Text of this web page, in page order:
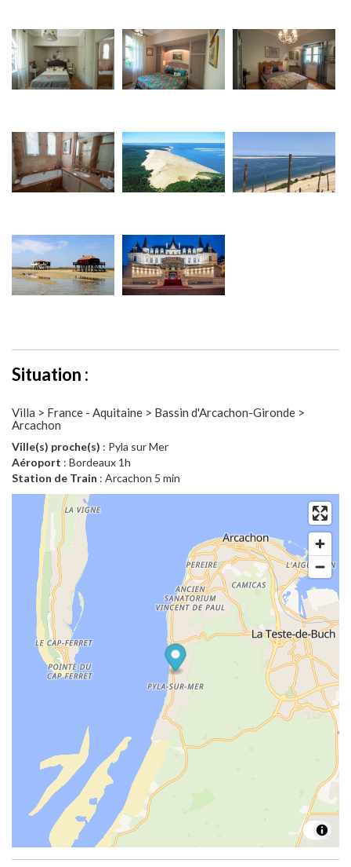
Situation :
Villa > France - Aquitaine > Bassin d'Arcachon-Gironde >
Arcachon
Ville(s) proche(s) : Pyla sur Mer
Aéroport : Bordeaux 1h
Station de Train : Arcachon 5 min